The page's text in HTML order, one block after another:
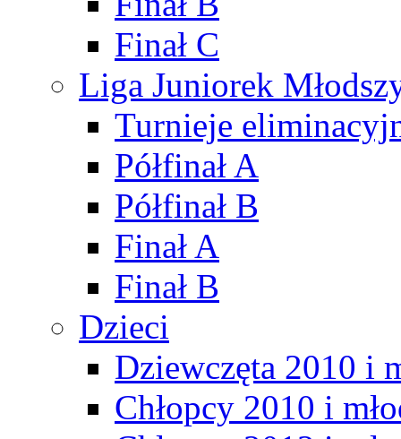
Finał C
Liga Juniorek
Turnieje
Półfinał A
Półfinał B
Finał A
Finał B
Dzieci
Dziewczęta 2010 i
Chłopcy 2010 i